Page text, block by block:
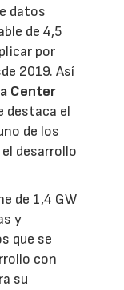
datos
de 4,5
por
2019. Así
Center
destaca el
de los
desarrollo
de 1,4 GW
y
que se
con
su